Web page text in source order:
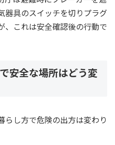
器具のスイッチを切りプラグ
、これは安全確認後の行動で
安全な場所はどう変
らし方で危険の出方は変わり